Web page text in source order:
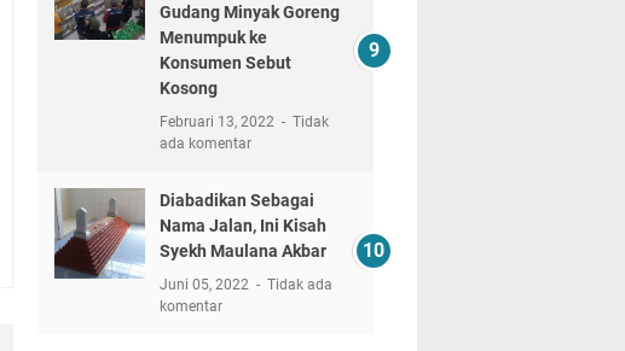
Gudang Minyak Goreng
Menumpuk ke
Konsumen Sebut
Kosong
Februari 13, 2022
Tidak
ada komentar
Diabadikan Sebagai
Nama Jalan, Ini Kisah
Syekh Maulana Akbar
Juni 05, 2022
Tidak ada
komentar